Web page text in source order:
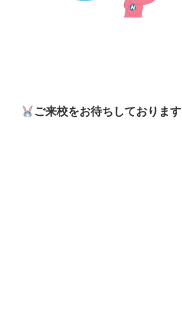
ご来校をお待ちしております